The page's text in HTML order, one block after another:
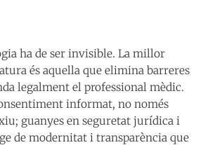
ha de ser invisible. La millor
és aquella que elimina barreres
legalment el professional mèdic.
informat, no només
guanyes en seguretat jurídica i
de modernitat i transparència que